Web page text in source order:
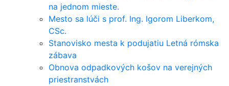
na jednom mieste.
Mesto sa lúči s prof. Ing. Igorom Liberkom,
CSc.
Stanovisko mesta k podujatiu Letná rómska
zábava
Obnova odpadkových košov na verejných
priestranstvách